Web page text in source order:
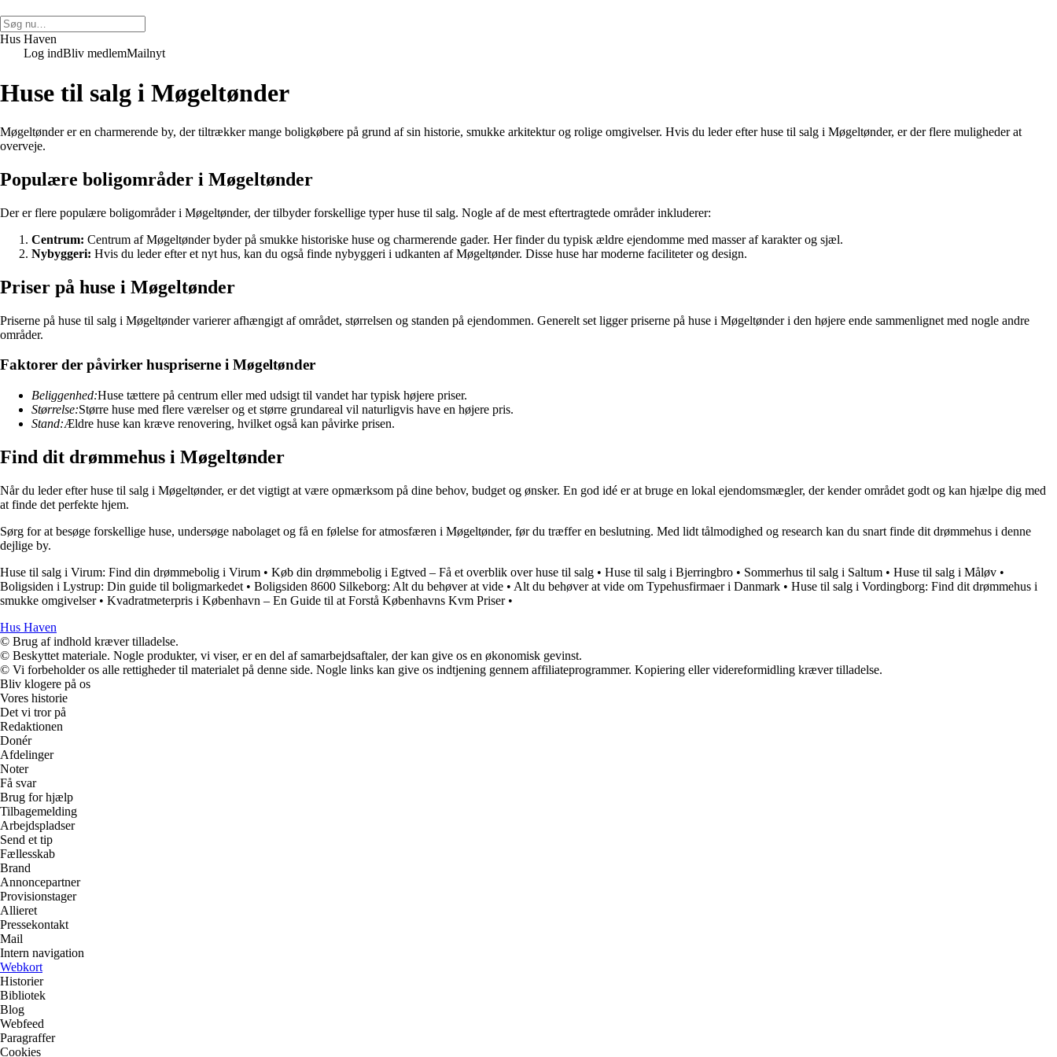
Hus Haven
Log indBliv medlemMailnyt
Huse til salg i Møgeltønder
Møgeltønder er en charmerende by, der tiltrækker mange boligkøbere på grund af sin historie, smukke arkitektur og rolige omgivelser. Hvis du leder efter huse til salg i Møgeltønder, er der flere muligheder at
overveje.
Populære boligområder i Møgeltønder
Der er flere populære boligområder i Møgeltønder, der tilbyder forskellige typer huse til salg. Nogle af de mest eftertragtede områder inkluderer:
Centrum: Centrum af Møgeltønder byder på smukke historiske huse og charmerende gader. Her finder du typisk ældre ejendomme med masser af karakter og sjæl.
Nybyggeri: Hvis du leder efter et nyt hus, kan du også finde nybyggeri i udkanten af Møgeltønder. Disse huse har moderne faciliteter og design.
Priser på huse i Møgeltønder
Priserne på huse til salg i Møgeltønder varierer afhængigt af området, størrelsen og standen på ejendommen. Generelt set ligger priserne på huse i Møgeltønder i den højere ende sammenlignet med nogle andre
områder.
Faktorer der påvirker huspriserne i Møgeltønder
Beliggenhed:Huse tættere på centrum eller med udsigt til vandet har typisk højere priser.
Størrelse:Større huse med flere værelser og et større grundareal vil naturligvis have en højere pris.
Stand:Ældre huse kan kræve renovering, hvilket også kan påvirke prisen.
Find dit drømmehus i Møgeltønder
Når du leder efter huse til salg i Møgeltønder, er det vigtigt at være opmærksom på dine behov, budget og ønsker. En god idé er at bruge en lokal ejendomsmægler, der kender området godt og kan hjælpe dig med
at finde det perfekte hjem.
Sørg for at besøge forskellige huse, undersøge nabolaget og få en følelse for atmosfæren i Møgeltønder, før du træffer en beslutning. Med lidt tålmodighed og research kan du snart finde dit drømmehus i denne
dejlige by.
Huse til salg i Virum: Find din drømmebolig i Virum • Køb din drømmebolig i Egtved – Få et overblik over huse til salg • Huse til salg i Bjerringbro • Sommerhus til salg i Saltum • Huse til salg i Måløv •
Boligsiden i Lystrup: Din guide til boligmarkedet • Boligsiden 8600 Silkeborg: Alt du behøver at vide • Alt du behøver at vide om Typehusfirmaer i Danmark • Huse til salg i Vordingborg: Find dit drømmehus i
smukke omgivelser• Kvadratmeterpris i København – En Guide til at Forstå Københavns Kvm Priser•
Hus Haven
© Brug af indhold kræver tilladelse.
© Beskyttet materiale. Nogle produkter, vi viser, er en del af samarbejdsaftaler, der kan give os en økonomisk gevinst.
© Vi forbeholder os alle rettigheder til materialet på denne side. Nogle links kan give os indtjening gennem affiliateprogrammer. Kopiering eller videreformidling kræver tilladelse.
Bliv klogere på os
Vores historie
Det vi tror på
Redaktionen
Donér
Afdelinger
Noter
Få svar
Brug for hjælp
Tilbagemelding
Arbejdspladser
Send et tip
Fællesskab
Brand
Annoncepartner
Provisionstager
Allieret
Pressekontakt
Mail
Intern navigation
Webkort
Historier
Bibliotek
Blog
Webfeed
Paragraffer
Cookies